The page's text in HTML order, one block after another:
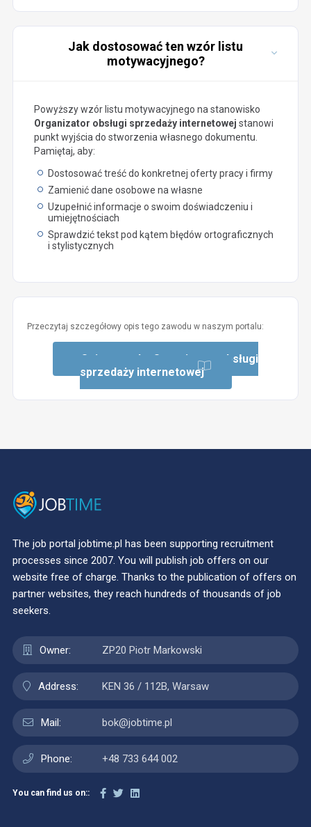
Jak dostosować ten wzór listu
motywacyjnego?
Powyższy wzór listu motywacyjnego na stanowisko
Organizator obsługi sprzedaży internetowej stanowi
punkt wyjścia do stworzenia własnego dokumentu.
Pamiętaj, aby:
Dostosować treść do konkretnej oferty pracy i firmy
Zamienić dane osobowe na własne
Uzupełnić informacje o swoim doświadczeniu i
umiejętnościach
Sprawdzić tekst pod kątem błędów ortograficznych
i stylistycznych
Przeczytaj szczegółowy opis tego zawodu w naszym portalu:
Opis zawodu: Organizator obsługi
sprzedaży internetowej
The job portal jobtime.pl has been supporting recruitment
processes since 2007. You will publish job offers on our
website free of charge. Thanks to the publication of offers on
partner websites, they reach hundreds of thousands of job
seekers.
Owner: ZP20 Piotr Markowski
Address: KEN 36 / 112B, Warsaw
Mail: bok@jobtime.pl
Phone: +48 733 644 002
You can find us on::